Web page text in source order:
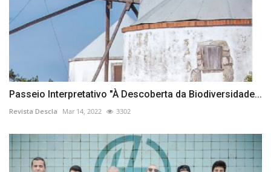
Passeio Interpretativo "À Descoberta da Biodiversidade...
Revista Descla Mar 14, 2022 3302